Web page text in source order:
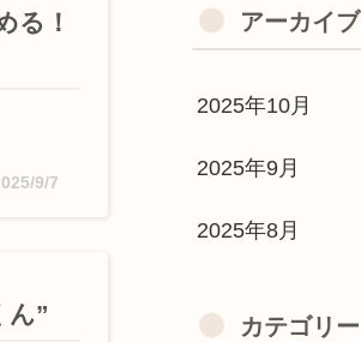
る！
9/7
ん”
アーカイブ
2025年10月
2025年9月
2025年8月
カテゴリー